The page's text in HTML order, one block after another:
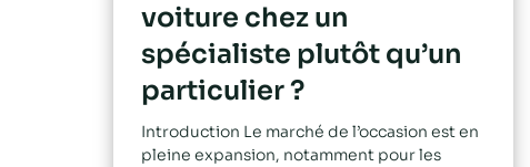
voiture chez un
spécialiste plutôt qu’un
particulier ?
Introduction Le marché de l’occasion est en
pleine expansion, notamment pour les